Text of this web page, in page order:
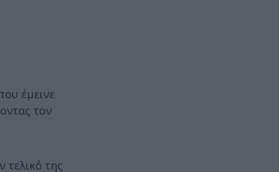
έμεινε
τον
τελικό της